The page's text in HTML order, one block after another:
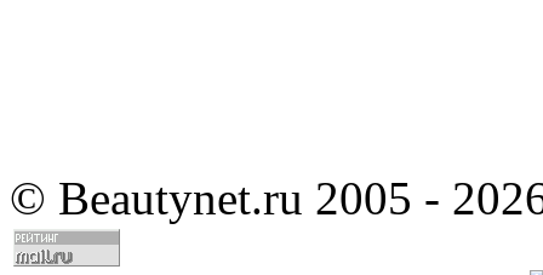
© Beautynet.ru 2005 -